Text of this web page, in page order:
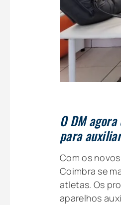
O DM
para
Com os
Coimbra se
atletas. Os
aparelhos